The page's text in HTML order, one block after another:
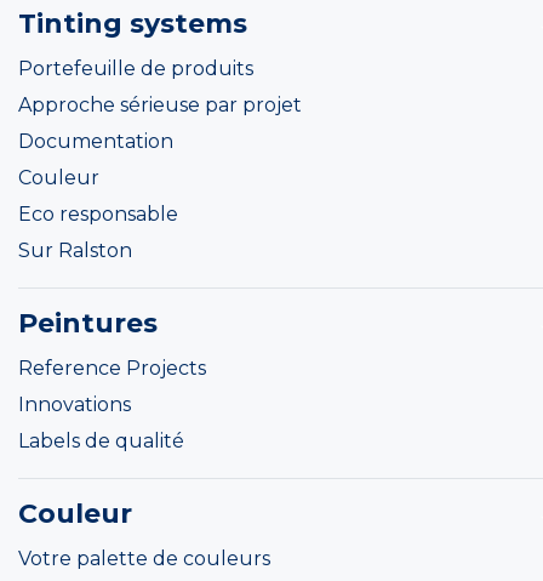
Tinting systems
Portefeuille de produits
Approche sérieuse par projet
Documentation
Couleur
Eco responsable
Sur Ralston
Peintures
Reference Projects
Innovations
Labels de qualité
Couleur
Votre palette de couleurs